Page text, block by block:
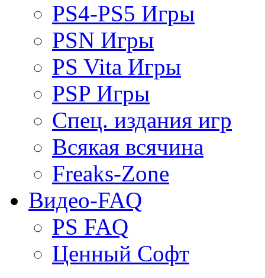
PS4-PS5 Игры
PSN Игры
PS Vita Игры
PSP Игры
Спец. издания игр
Всякая всячина
Freaks-Zone
Видео-FAQ
PS FAQ
Ценный Софт